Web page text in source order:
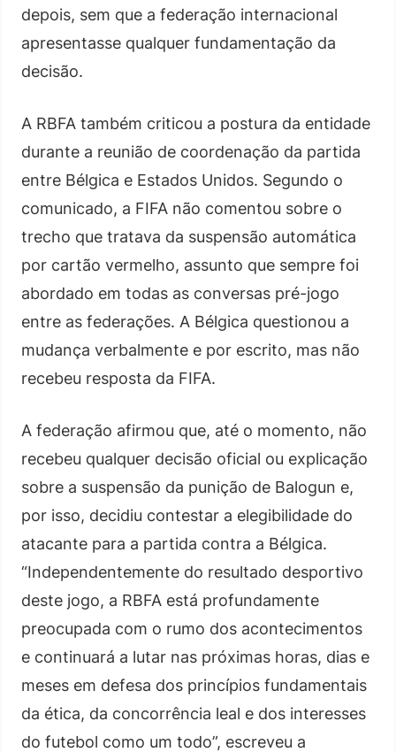
depois, sem que a federação internacional
apresentasse qualquer fundamentação da
decisão.
A RBFA também criticou a postura da entidade
durante a reunião de coordenação da partida
entre Bélgica e Estados Unidos. Segundo o
comunicado, a FIFA não comentou sobre o
trecho que tratava da suspensão automática
por cartão vermelho, assunto que sempre foi
abordado em todas as conversas pré-jogo
entre as federações. A Bélgica questionou a
mudança verbalmente e por escrito, mas não
recebeu resposta da FIFA.
A federação afirmou que, até o momento, não
recebeu qualquer decisão oficial ou explicação
sobre a suspensão da punição de Balogun e,
por isso, decidiu contestar a elegibilidade do
atacante para a partida contra a Bélgica.
“Independentemente do resultado desportivo
deste jogo, a RBFA está profundamente
preocupada com o rumo dos acontecimentos
e continuará a lutar nas próximas horas, dias e
meses em defesa dos princípios fundamentais
da ética, da concorrência leal e dos interesses
do futebol como um todo”, escreveu a